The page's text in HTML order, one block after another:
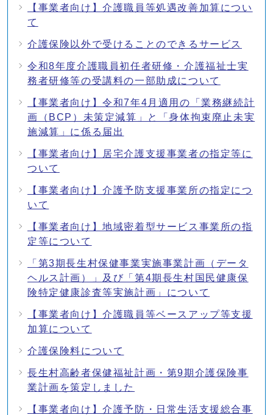
【事業者向け】介護職員等処遇改善加算につい
て
介護保険以外で受けることのできるサービス
令和8年度介護職員初任者研修・介護福祉士実
務者研修等の受講料の一部助成について
【事業者向け】令和7年4月適用の「業務継続計
画（BCP）未策定減算」と「身体拘束廃止未実
施減算」に係る届出
【事業者向け】居宅介護支援事業者の指定等に
ついて
【事業者向け】介護予防支援事業所の指定につ
いて
【事業者向け】地域密着型サービス事業所の指
定等について
「第3期長生村保健事業実施事業計画（データ
ヘルス計画）」及び「第4期長生村国民健康保
険特定健康診査等実施計画」について
【事業者向け】介護職員等ベースアップ等支援
加算について
介護保険料について
長生村高齢者保健福祉計画・第9期介護保険事
業計画を策定しました
【事業者向け】介護予防・日常生活支援総合事